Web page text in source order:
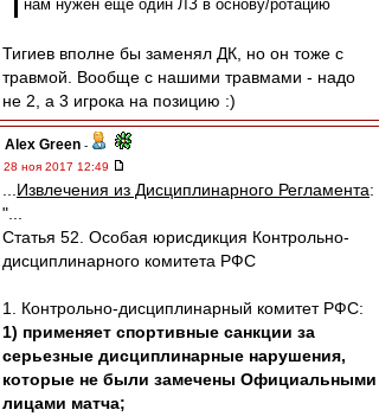
нам нужен еще один ЛЗ в основу/ротацию
Тигиев вполне бы заменял ДК, но он тоже с
травмой. Вообще с нашими травмами - надо
не 2, а 3 игрока на позицию :)
Alex Green -
28 ноя 2017 12:49
Извлечения из Дисциплинарного Регламента:
"...
Статья 52. Особая юрисдикция Контрольно-
дисциплинарного комитета РФС
1. Контрольно-дисциплинарный комитет РФС:
1) применяет спортивные санкции за
серьезные дисциплинарные нарушения,
которые не были замечены Официальными
лицами матча;